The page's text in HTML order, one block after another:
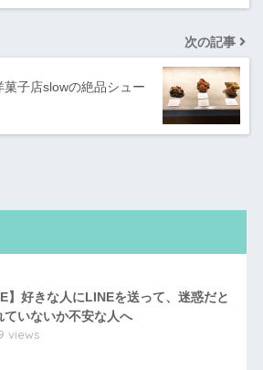
次の記事
菓子店slowの絶品シュー
】好きな人にLINEを送って、迷惑だと
ていないか不安な人へ
views